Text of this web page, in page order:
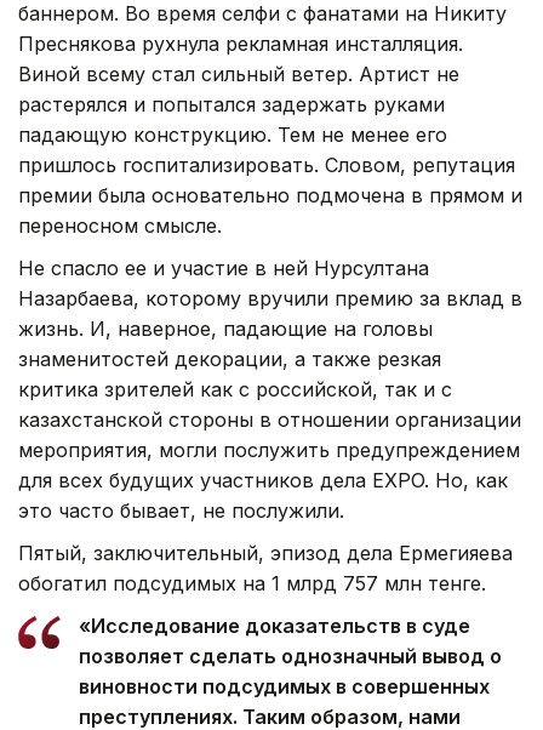
баннером. Во время селфи с фанатами на Никиту
Преснякова рухнула рекламная инсталляция.
Виной всему стал сильный ветер. Артист не
растерялся и попытался задержать руками
падающую конструкцию. Тем не менее его
пришлось госпитализировать. Словом, репутация
премии была основательно подмочена в прямом и
переносном смысле.
Не спасло ее и участие в ней Нурсултана
Назарбаева, которому вручили премию за вклад в
жизнь. И, наверное, падающие на головы
знаменитостей декорации, а также резкая
критика зрителей как с российской, так и с
казахстанской стороны в отношении организации
мероприятия, могли послужить предупреждением
для всех будущих участников дела EXPO. Но, как
это часто бывает, не послужили.
Пятый, заключительный, эпизод дела Ермегияева
обогатил подсудимых на 1 млрд 757 млн тенге.
«Исследование доказательств в суде
позволяет сделать однозначный вывод о
виновности подсудимых в совершенных
преступлениях. Таким образом, нами